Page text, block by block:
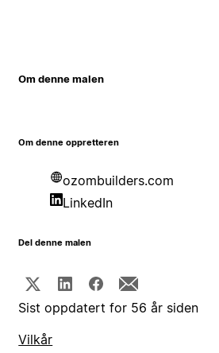
Om denne malen
Om denne oppretteren
ozombuilders.com
LinkedIn
Del denne malen
Sist oppdatert for 56 år siden
Vilkår